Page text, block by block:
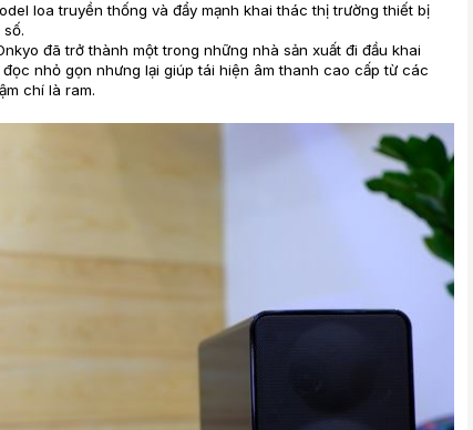
loa truyền thống và đẩy mạnh khai thác thị trường thiết bị
đã trở thành một trong những nhà sản xuất đi đầu khai
nhỏ gọn nhưng lại giúp tái hiện âm thanh cao cấp từ các
chí là ram.